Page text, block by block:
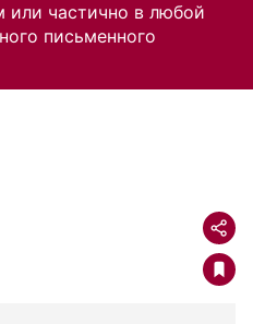
или частично в любой
письменного